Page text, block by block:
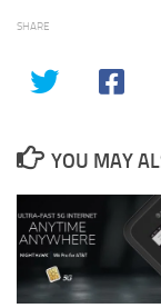
SHARE
YOU MAY